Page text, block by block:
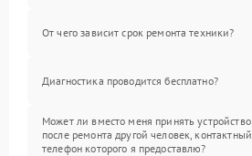
От чего зависит срок ремонта техники?
Диагностика проводится бесплатно?
Может ли вместо меня принять устройство
после ремонта другой человек, контактный
телефон которого я предоставлю?